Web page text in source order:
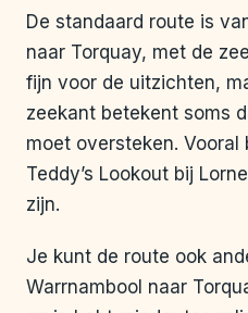
De standaard route is
naar Torquay, met de
fijn voor de uitzichten,
zeekant betekent soms
moet oversteken. Vooral
Teddy’s Lookout bij
zijn.
Je kunt de route ook
Warrnambool naar